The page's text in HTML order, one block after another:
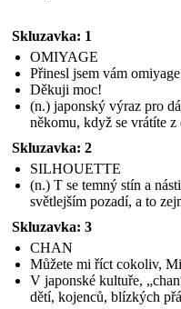
Skluzavka: 1
OMIYAGE
Přinesl jsem vám
Děkuji moc!
(n.) japonský výraz pro
někomu, když se vrátíte z
Skluzavka: 2
SILHOUETTE
(n.) T se temný stín a
světlejším pozadí, a to
Skluzavka: 3
CHAN
Můžete mi říct cokoliv,
V japonské kultuře,
dětí, kojenců, blízkých